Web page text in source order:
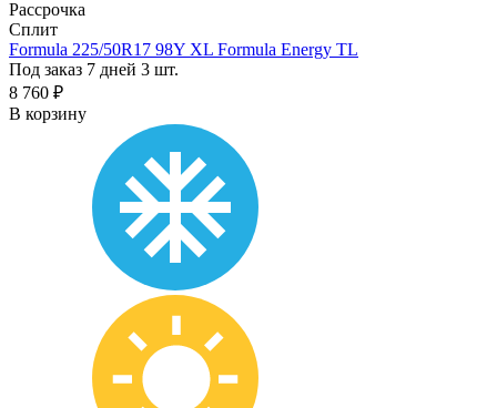
Рассрочка
Сплит
Formula 225/50R17 98Y XL Formula Energy TL
Под заказ 7 дней 3 шт.
8 760 ₽
В корзину